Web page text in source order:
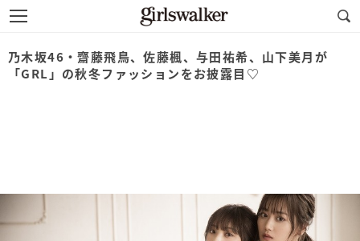
乃木坂46・齋藤飛鳥、佐藤楓、与田祐希、山下美月が
「GRL」の秋冬ファッションをお披露目♡